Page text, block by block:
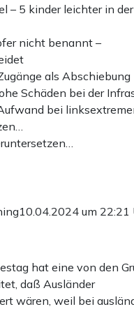
– 5 kinder leichter in
nicht benannt –
als Abschiebung
Schäden bei der
bei
10.04.2024 um 22:21
hat eine von den
daß Ausländer
wären, weil bei